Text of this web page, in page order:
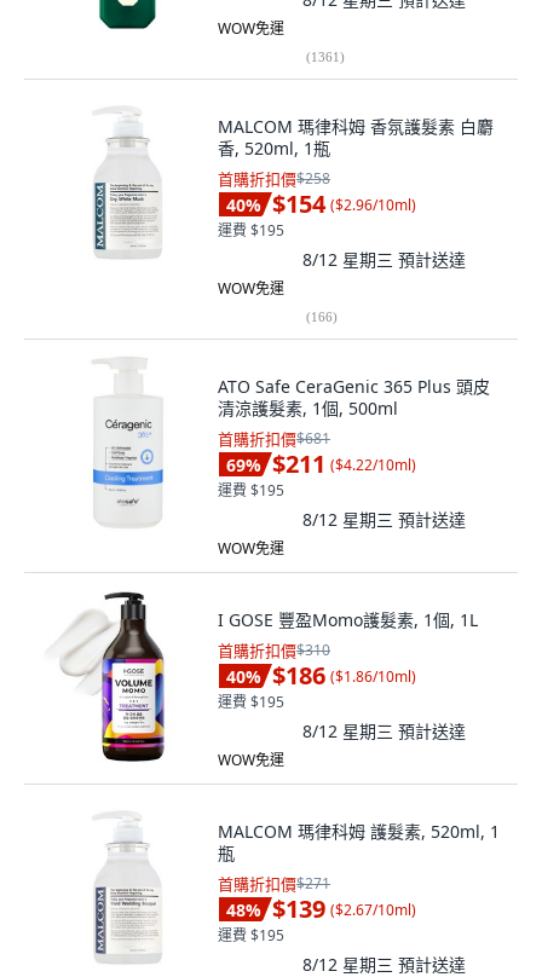
WOW免運
(1361)
MALCOM 瑪律科姆 香氛護髮素 白麝
香, 520ml, 1瓶
首購折扣價$258
40% $154 ($2.96/10ml)
運費 $195
8/12 星期三 預計送達
WOW免運
(166)
ATO Safe CeraGenic 365 Plus 頭皮
清涼護髮素, 1個, 500ml
首購折扣價$681
69% $211 ($4.22/10ml)
運費 $195
8/12 星期三 預計送達
WOW免運
I GOSE 豐盈Momo護髮素, 1個, 1L
首購折扣價$310
40% $186 ($1.86/10ml)
運費 $195
8/12 星期三 預計送達
WOW免運
MALCOM 瑪律科姆 護髮素, 520ml, 1
瓶
首購折扣價$271
48% $139 ($2.67/10ml)
運費 $195
8/12 星期三 預計送達